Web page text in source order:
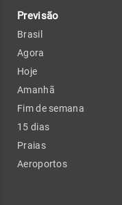
Previsão
Brasil
Agora
Hoje
Amanhã
Fim de semana
15 dias
Praias
Aeroportos